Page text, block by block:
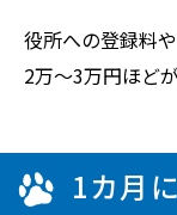
役所への登録料
2万～3万円ほど
1カ月